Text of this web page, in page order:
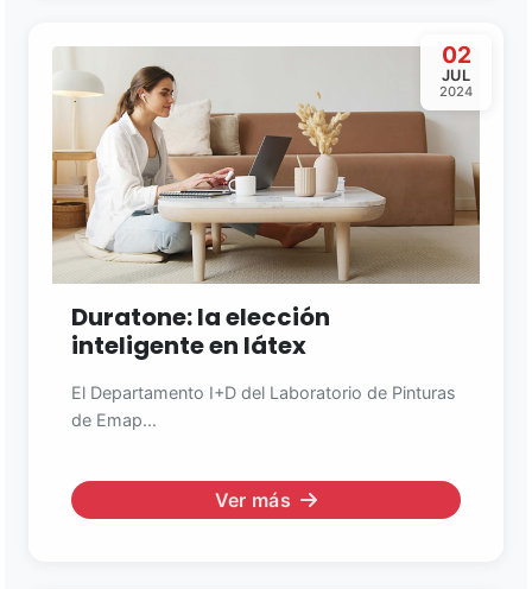
02
JUL
2024
Duratone: la elección
inteligente en látex
El Departamento I+D del Laboratorio de Pinturas
de Emap...
Ver más